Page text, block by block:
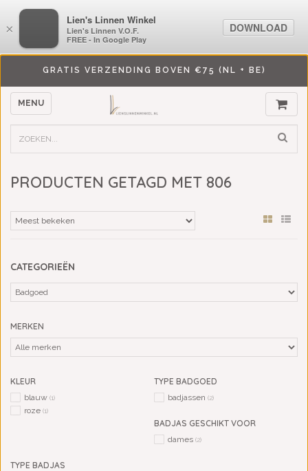
GRATIS VERZENDING BOVEN €75 (NL + BE)
MENU
PRODUCTEN GETAGD MET 806
CATEGORIEËN
MERKEN
KLEUR
blauw (1)
roze (1)
TYPE BADGOED
badjassen (2)
BADJAS GESCHIKT VOOR
dames (2)
TYPE BADJAS
×
LiensLinnenwinkel.nl
Lien's Linnen V.O.F.
FREE - In Google Play
DOWNLOAD
×
Lien's Linnen Winkel
Lien's Linnen V.O.F.
FREE - In Google Play
DOWNLOAD